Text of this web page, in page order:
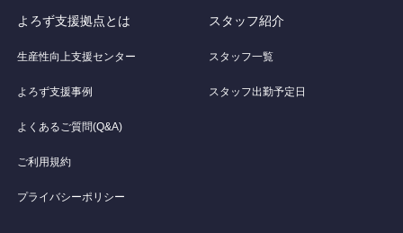
よろず支援拠点とは
生産性向上支援センター
よろず支援事例
よくあるご質問(Q&A)
ご利用規約
プライバシーポリシー
スタッフ紹介
スタッフ一覧
スタッフ出勤予定日